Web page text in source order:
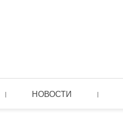
| НОВОСТИ |